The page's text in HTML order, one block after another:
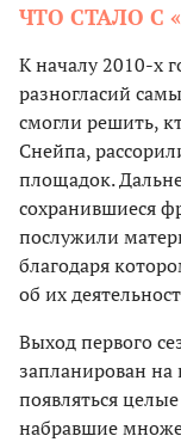
ЧТО СТАЛО С
К началу 2010-х
разногласий
смогли решить,
Снейпа,
площадок.
сохранившиеся
послужили
благодаря
об их
Выход первого
запланирован на
появляться
набравшие